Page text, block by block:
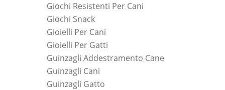
Giochi Resistenti Per Cani
Giochi Snack
Gioielli Per Cani
Gioielli Per Gatti
Guinzagli Addestramento Cane
Guinzagli Cani
Guinzagli Gatto